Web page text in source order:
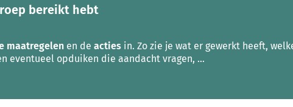
bereikt hebt
maatregelen en de acties in. Zo zie je wat er gewerkt heeft,
eventueel opduiken die aandacht vragen, ...